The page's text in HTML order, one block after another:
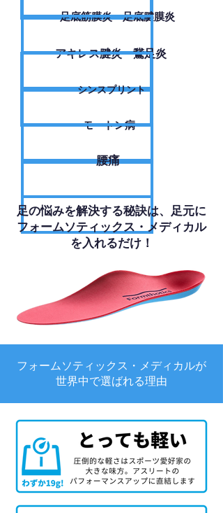
足底筋膜炎・足底腱膜炎
アキレス腱炎・鵞足炎
シンスプリント
モートン病
腰痛
足の悩みを解決する秘訣は、足元に
フォームソティックス・メディカル
を入れるだけ！
フォームソティックス・メディカルが
世界中で選ばれる理由